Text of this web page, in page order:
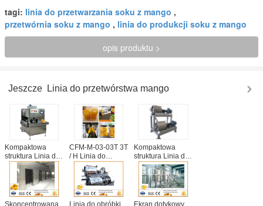
tagi: linia do przetwarzania soku z mango ,
przetwórnia soku z mango , linia do produkcji soku z mango
opis produktu >
Jeszcze Linia do przetwórstwa mango
Kompaktowa
struktura Linia do
przetwarzania
mango Linia do
przetwarzania
pasty 5 ton
dziennie
CFM-M-03-03T 3T
/ H Linia do
przetwarzania
dżemu mango
Professional
SS304 Łatwa
obsługa
Kompaktowa
struktura Linia do
przetwarzania
mango Linia do
przetwarzania
pasty
Skoncentrowana
Linia do obróbki Ekran dotykowy